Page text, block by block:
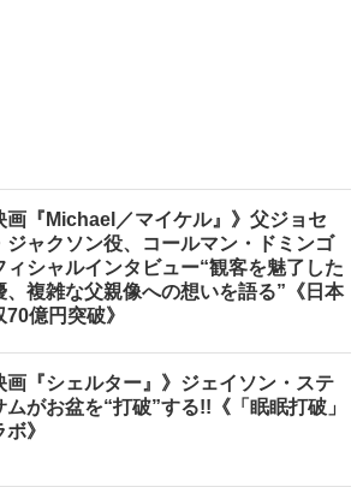
画『Michael／マイケル』》父ジョセ
ジャクソン役、コールマン・ドミンゴ
ィシャルインタビュー“観客を魅了した
、複雑な父親像への想いを語る”《日本
70億円突破》
画『シェルター』》ジェイソン・ステ
ムがお盆を“打破”する!!《「眠眠打破」
》